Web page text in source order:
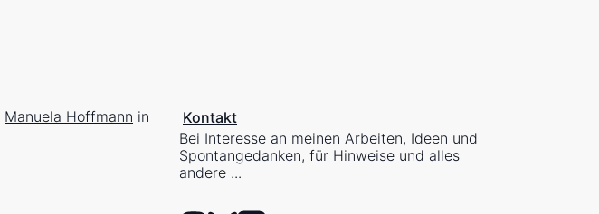
Manuela Hoffmann in
Kontakt
Bei Interesse an meinen Arbeiten, Ideen und
Spontangedanken, für Hinweise und alles
andere ...